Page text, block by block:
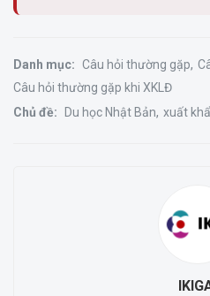
Danh mục: Câu hỏi thường gặp
Câu hỏi thường gặp khi XKLĐ
Chủ đề:
Du học Nhật Bản xuất